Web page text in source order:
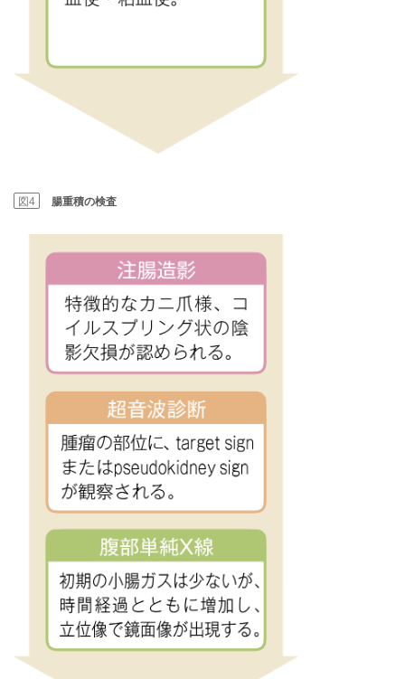
図4 腸重積の検査